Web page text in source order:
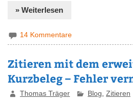
» Weiterlesen
14 Kommentare
Zitieren mit dem
Kurzbeleg – Fehler
Thomas Träger Blog ,Zitieren